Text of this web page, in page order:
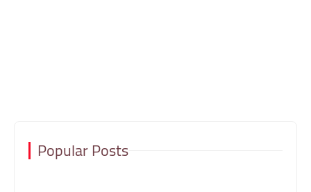
Popular Posts